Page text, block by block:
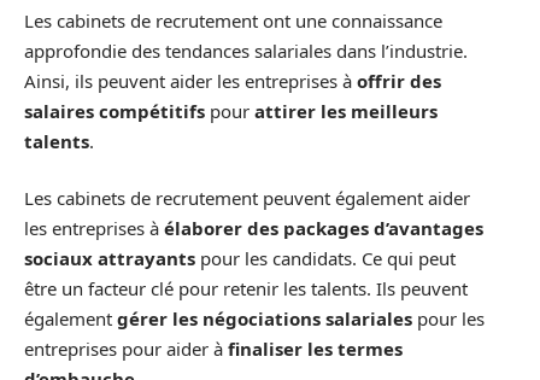
Les cabinets de recrutement ont une connaissance
approfondie des tendances salariales dans l’industrie.
Ainsi, ils peuvent aider les entreprises à offrir des
salaires compétitifs pour attirer les meilleurs
talents.
Les cabinets de recrutement peuvent également aider
les entreprises à élaborer des packages d’avantages
sociaux attrayants pour les candidats. Ce qui peut
être un facteur clé pour retenir les talents. Ils peuvent
également gérer les négociations salariales pour les
entreprises pour aider à finaliser les termes